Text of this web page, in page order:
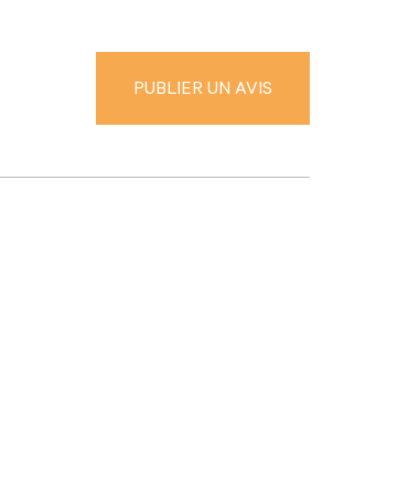
PUBLIER UN AVIS
Conditions d’utilisation
Publi Décès. Tous droits réservés.